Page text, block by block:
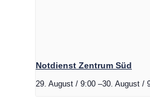
Notdienst Zentrum Süd
29. August / 9:00 –30. August /